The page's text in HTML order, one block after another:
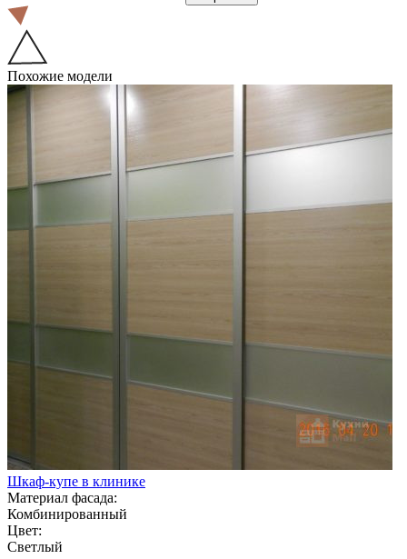
Похожие модели
Шкаф-купе в клинике
Материал фасада:
Комбинированный
Цвет:
Светлый